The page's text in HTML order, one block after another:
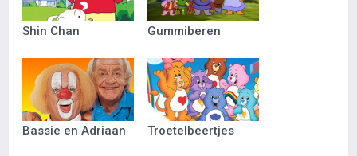
Shin Chan Gummiberen
Bassie en Adriaan Troetelbeertjes